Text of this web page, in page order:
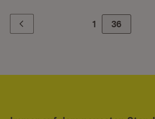
Zurück 1 Zur Seite
36